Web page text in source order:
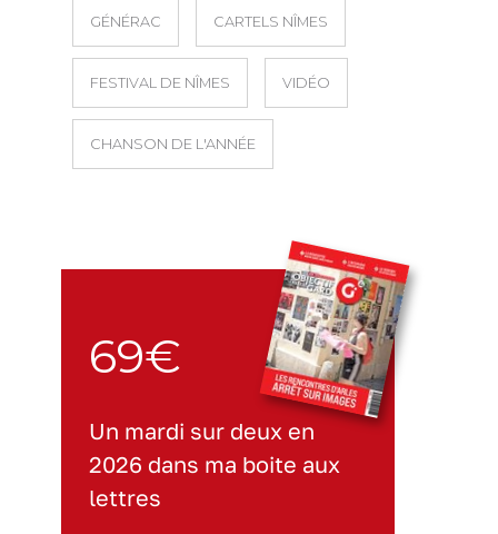
GÉNÉRAC CARTELS NÎMES
FESTIVAL DE NÎMES VIDÉO
CHANSON DE L'ANNÉE
69€
Un mardi sur deux en
2026 dans ma boite aux
lettres